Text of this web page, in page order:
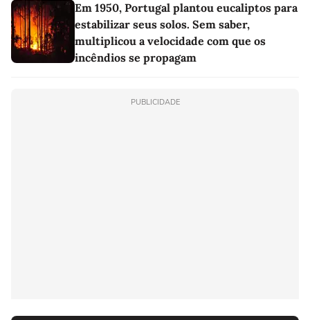
Em 1950, Portugal plantou eucaliptos para
estabilizar seus solos. Sem saber,
multiplicou a velocidade com que os
incêndios se propagam
PUBLICIDADE